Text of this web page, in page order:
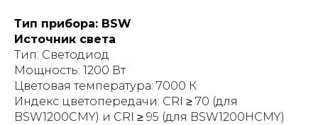
Тип прибора: BSW
Источник света
Тип: Светодиод
Мощность: 1200 Вт
Цветовая температура: 7000 К
Индекс цветопередачи: CRI ≥ 70 (для
BSW1200CMY) и CRI ≥ 95 (для BSW1200HCMY)